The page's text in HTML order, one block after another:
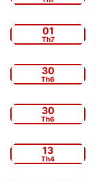
01
Th7
30
Th6
30
Th6
13
Th4